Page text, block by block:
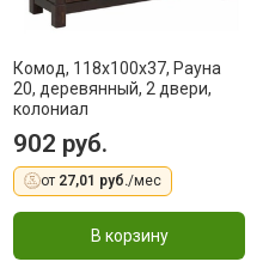
Комод, 118x100x37, Рауна
20, деревянный, 2 двери,
колониал
902 руб.
от 27,01 руб./мес
В корзину